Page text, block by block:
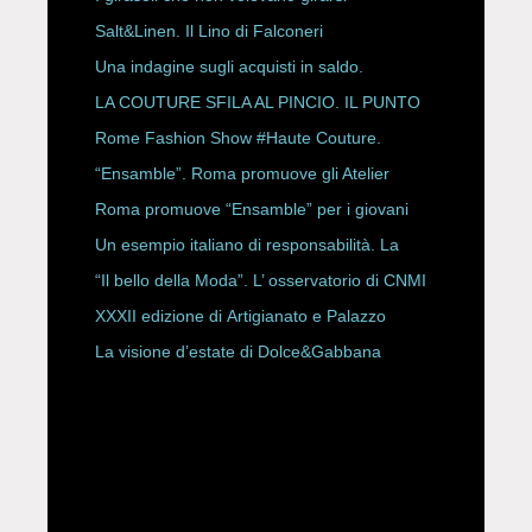
Salt&Linen. Il Lino di Falconeri
Una indagine sugli acquisti in saldo.
LA COUTURE SFILA AL PINCIO. IL PUNTO
CON ALESSANDRO ONORATO E
ROBERTA ANGELILLI
Rome Fashion Show #Haute Couture.
“Ensamble”. Roma promuove gli Atelier
Storici
Roma promuove “Ensamble” per i giovani
Un esempio italiano di responsabilità. La
Rete Slow Fiber
“Il bello della Moda”. L’ osservatorio di CNMI
XXXII edizione di Artigianato e Palazzo
La visione d’estate di Dolce&Gabbana